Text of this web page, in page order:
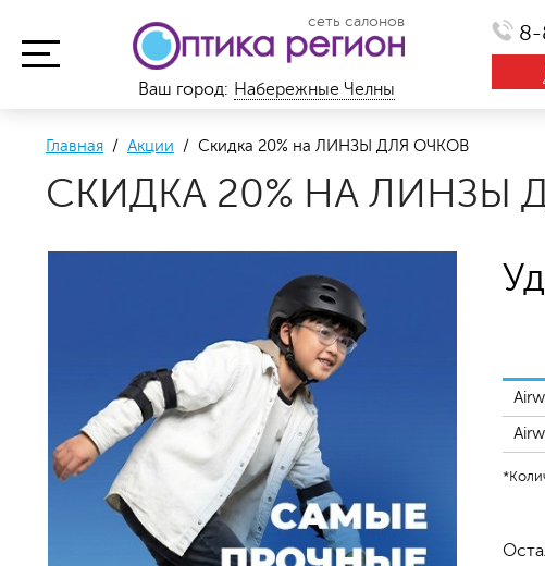
сеть салонов
Ваш город: Набережные Челны
Главная / Акции / Скидка 20% на ЛИНЗЫ ДЛЯ ОЧКОВ
СКИДКА 20% НА ЛИНЗЫ
*